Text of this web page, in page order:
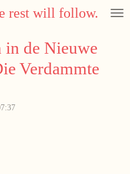
rest will follow.
in de Nieuwe
Verdammte